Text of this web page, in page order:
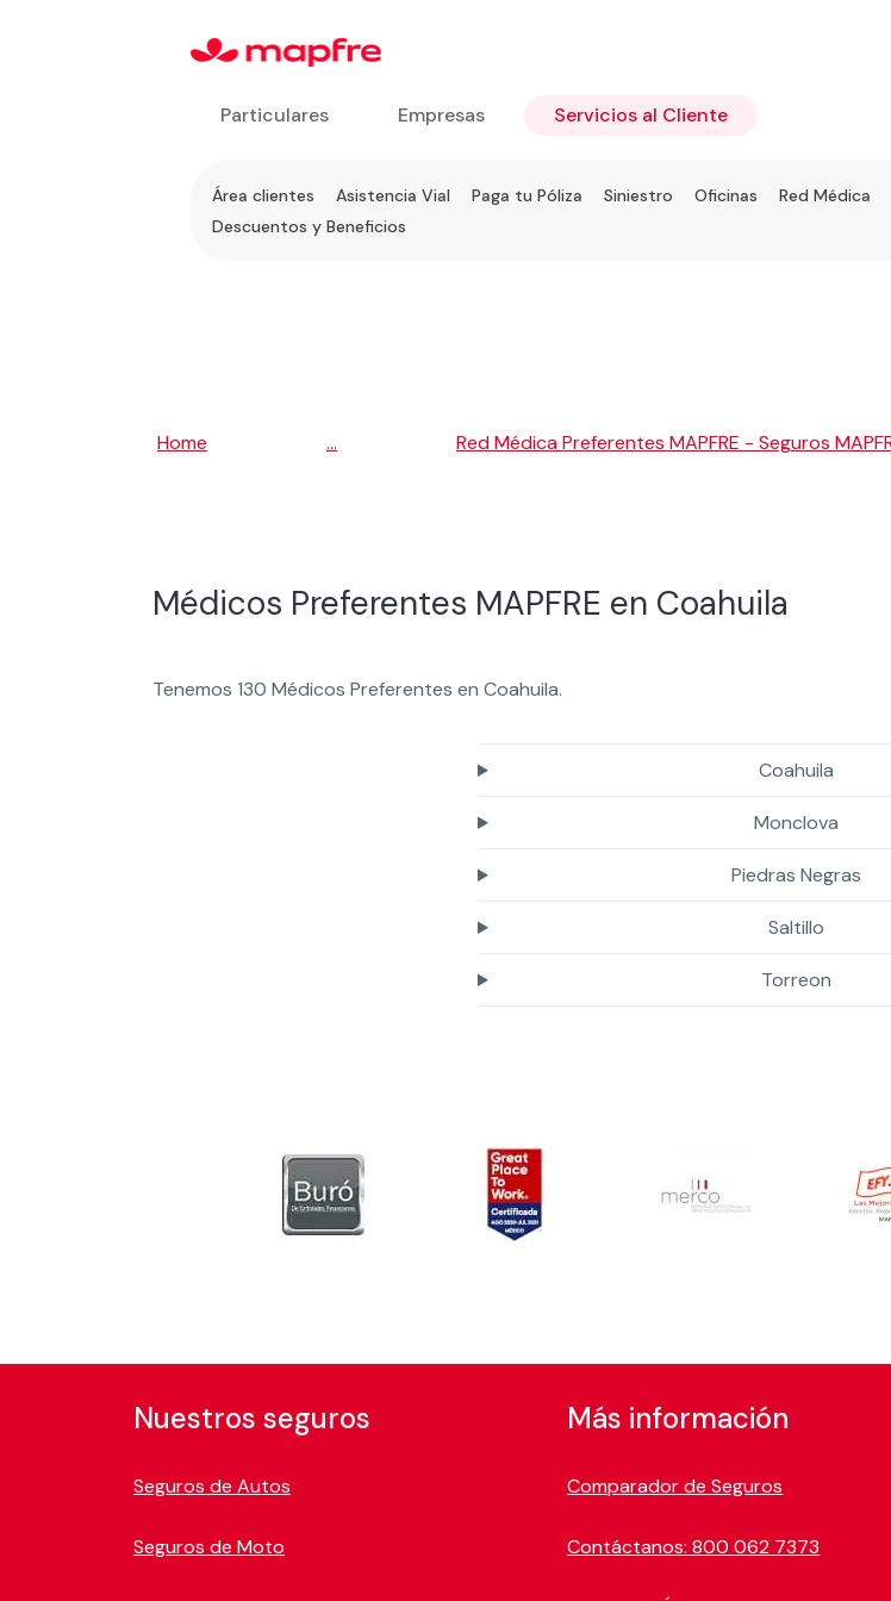
Particulares Empresas Servicios al Cliente
Ir a
Servicios
Área clientes Asistencia Vial Paga tu Póliza Siniestro Oficinas Red Médica
Descuentos y Beneficios
Home ... Red Médica Preferentes MAPFRE - Seguros
Médicos Preferentes MAPFRE en Coahuila
Tenemos 130 Médicos Preferentes en Coahuila.
Coahuila
Monclova
Piedras Negras
Saltillo
Torreon
Nuestros seguros
Seguros de Autos
Seguros de Moto
Más información
Comparador de Seguros
Contáctanos: 800 062 7373